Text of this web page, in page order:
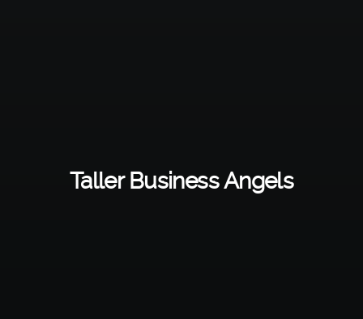
Taller Business Angels